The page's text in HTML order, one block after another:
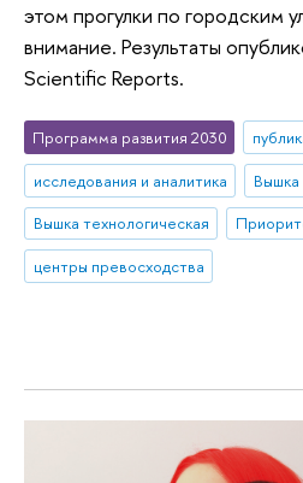
этом прогулки по городским
внимание. Результаты
Scientific Reports.
Программа развития 2030
исследования и аналитика
Вышка
Вышка технологическая
центры превосходства